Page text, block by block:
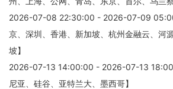
2026-07-08 22:30:00 - 2026-07-09
京、深圳、香港、新加坡、杭州金融云、河
坡】
2026-07-13 14:00:00 - 2026-07-13
尼亚、硅谷、亚特兰大、墨西哥】